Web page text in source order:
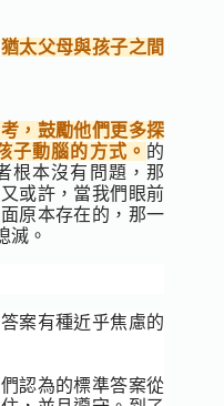
猶太父母與孩子之間
，鼓勵他們更多探
子動腦的方式。 的
根本沒有問題，那
或許，當我們眼前
原本存在的，那一
滅。
案有種近乎焦慮的
認為的標準答案從